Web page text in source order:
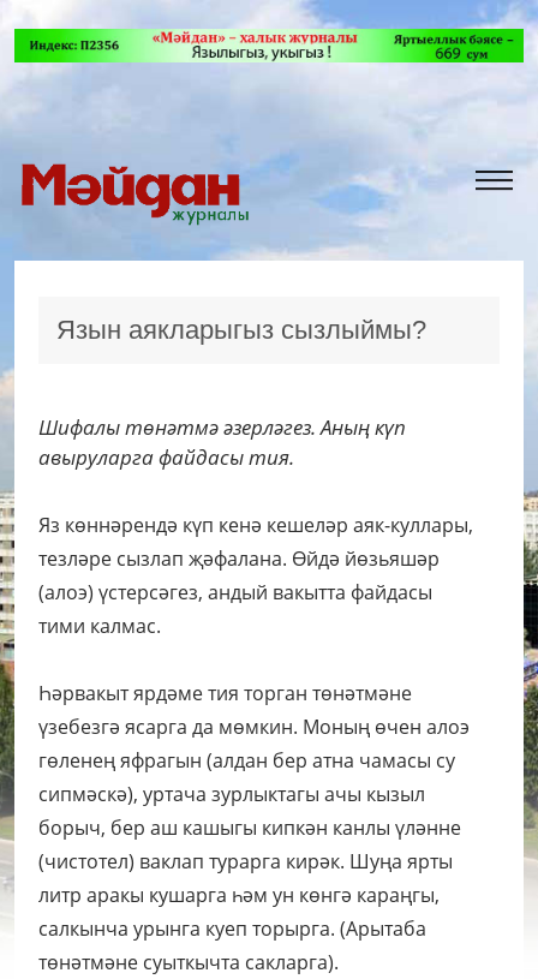
Язын аякларыгыз сызлыймы?
Шифалы төнәтмә әзерләгез. Аның күп
авыруларга файдасы тия.
Яз көннәрендә күп кенә кешеләр аяк-куллары,
тезләре сызлап җәфалана. Өйдә йөзьяшәр
(алоэ) үстерсәгез, андый вакытта файдасы
тими калмас.
Һәрвакыт ярдәме тия торган төнәтмәне
үзебезгә ясарга да мөмкин. Моның өчен алоэ
гөленең яфрагын (алдан бер атна чамасы су
сипмәскә), уртача зурлыктагы ачы кызыл
борыч, бер аш кашыгы кипкән канлы үләнне
(чистотел) ваклап турарга кирәк. Шуңа ярты
литр аракы кушарга һәм ун көнгә караңгы,
салкынча урынга куеп торырга. (Арытаба
төнәтмәне суыткычта сакларга).